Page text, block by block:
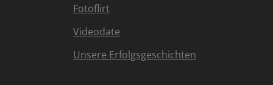
Fotoflirt
Videodate
Unsere Erfolgsgeschichten